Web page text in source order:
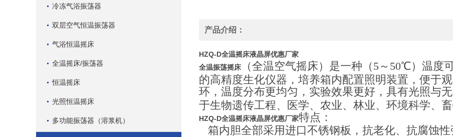
冷冻气浴振荡器
双层空气恒温振荡器
气浴恒温摇床
全温摇床/振荡器
恒温摇床
光照恒温摇床
多功能振荡器（溶浆机）
产品介绍：
HZQ-D全温摇床液晶屏优惠厂家
全温振荡摇床
（全温空气摇床）是一种（5～50℃）温度
的高精度生化仪器，培养箱内配置照明装置，便于
环，温度分布更均匀，实验效果更好，具有光照与
于生物遗传工程、医学、农业、林业、环境科学、
HZQ-D全温摇床液晶屏优惠厂家特点：
箱内胆全部采用进口不锈钢板，抗老化、抗腐蚀性